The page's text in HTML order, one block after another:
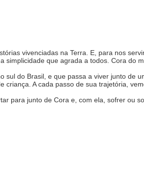
vivenciadas na Terra. E, para nos
que agrada a todos. Cora
do Brasil, e que passa a viver junto de
A cada passo de sua trajetória,
para junto de Cora e, com ela, sofrer ou